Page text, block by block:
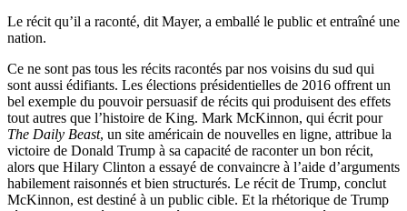
Le récit qu’il a raconté, dit Mayer, a emballé le public et entraîné une
nation.
Ce ne sont pas tous les récits racontés par nos voisins du sud qui
sont aussi édifiants. Les élections présidentielles de 2016 offrent un
bel exemple du pouvoir persuasif de récits qui produisent des effets
tout autres que l’histoire de King. Mark McKinnon, qui écrit pour
The Daily Beast, un site américain de nouvelles en ligne, attribue la
victoire de Donald Trump à sa capacité de raconter un bon récit,
alors que Hilary Clinton a essayé de convaincre à l’aide d’arguments
habilement raisonnés et bien structurés. Le récit de Trump, conclut
McKinnon, est destiné à un public cible. Et la rhétorique de Trump